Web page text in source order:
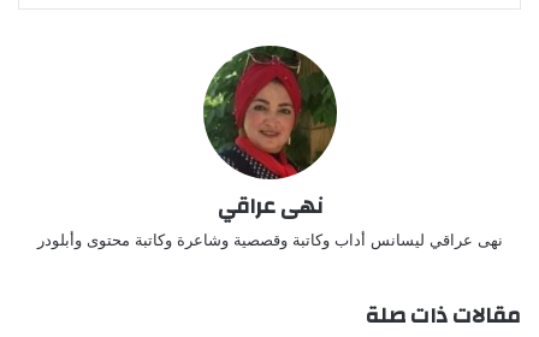
نهى عراقي
نهى عراقي ليسانس أداب وكاتبة وقصصية وشاعرة وكاتبة محتوى وأبلودر
مقالات ذات صلة